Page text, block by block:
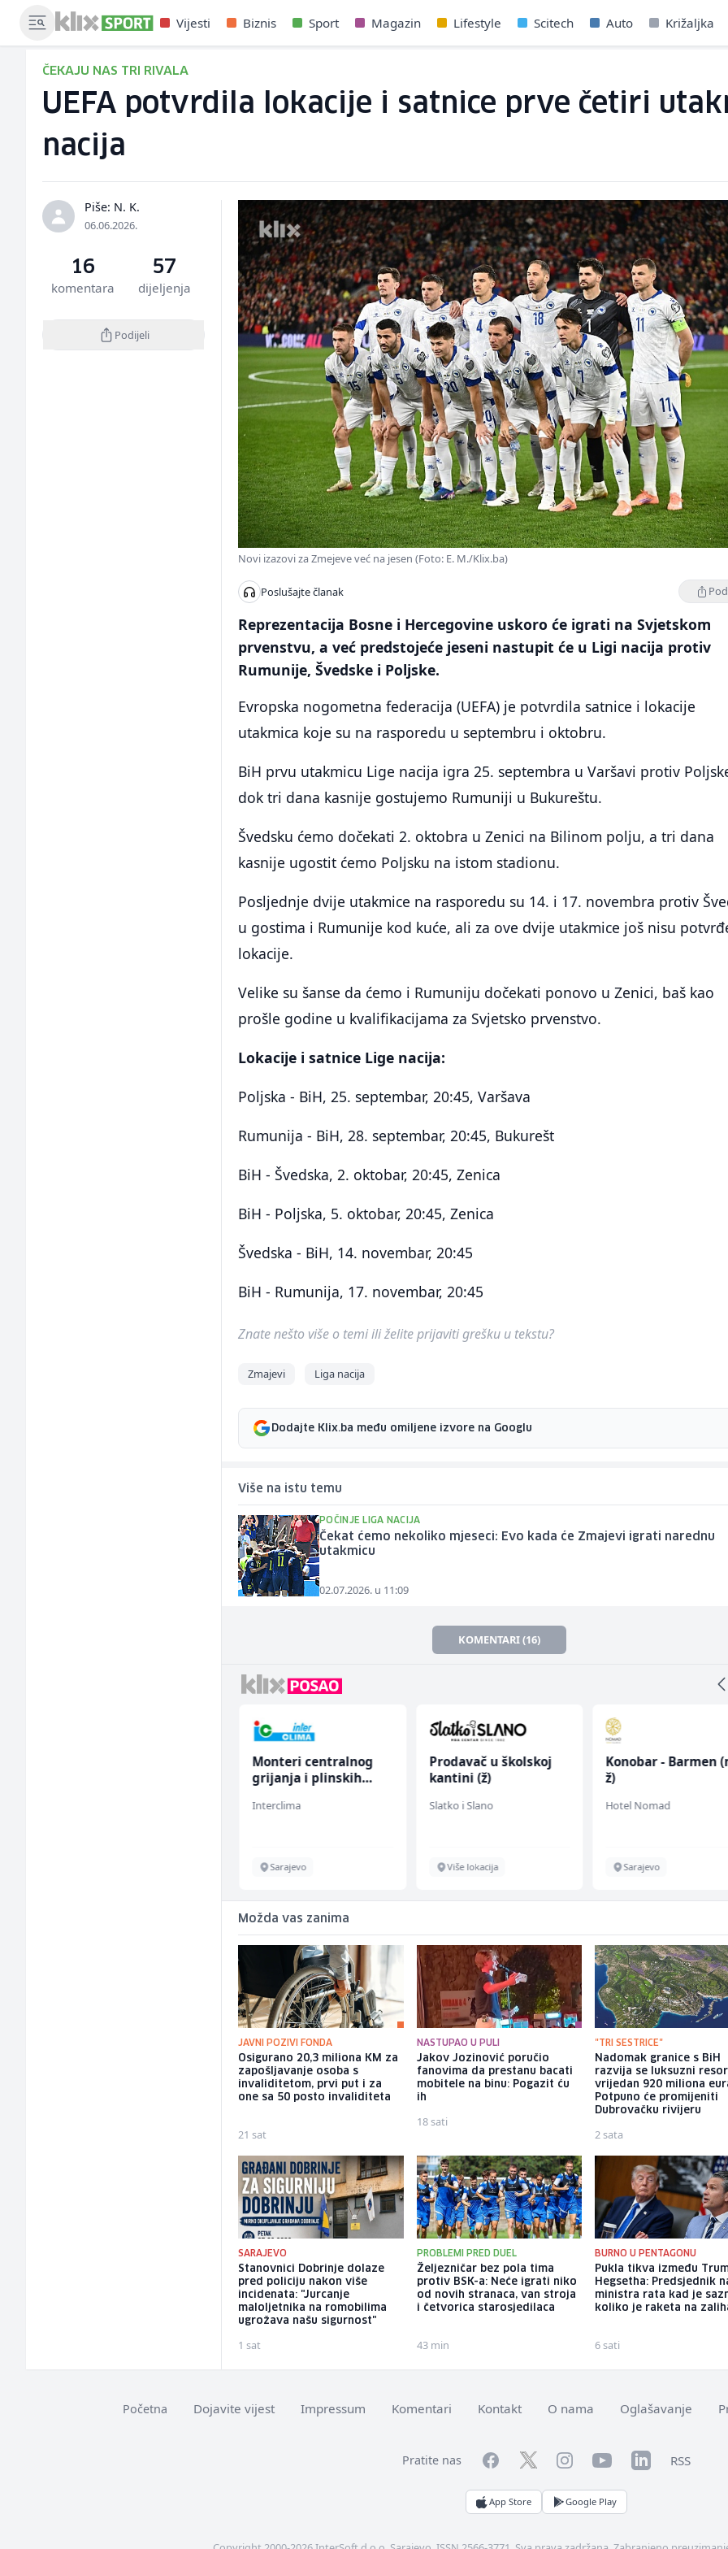
Vijesti Biznis Sport Magazin Lifestyle Scitech Auto Križaljka
ČEKAJU NAS TRI RIVALA
UEFA potvrdila lokacije i satnice prve četiri
nacija
Piše: N. K.
06.06.2026.
16
komentara
57
dijeljenja
Podijeli
Novi izazovi za Zmejeve već na jesen (Foto: E. M./Klix.ba)
Poslušajte članak
Reprezentacija Bosne i Hercegovine uskoro će igrati na Svjetskom
prvenstvu, a već predstojeće jeseni nastupit će u Ligi nacija protiv
Rumunije, Švedske i Poljske.
Evropska nogometna federacija (UEFA) je potvrdila satnice i lokacije
utakmica koje su na rasporedu u septembru i oktobru.
BiH prvu utakmicu Lige nacija igra 25. septembra u Varšavi protiv
dok tri dana kasnije gostujemo Rumuniji u Bukureštu.
Švedsku ćemo dočekati 2. oktobra u Zenici na Bilinom polju, a tri dana
kasnije ugostit ćemo Poljsku na istom stadionu.
Posljednje dvije utakmice na rasporedu su 14. i 17. novembra protiv
u gostima i Rumunije kod kuće, ali za ove dvije utakmice još nisu
lokacije.
Velike su šanse da ćemo i Rumuniju dočekati ponovo u Zenici, baš kao
prošle godine u kvalifikacijama za Svjetsko prvenstvo.
Lokacije i satnice Lige nacija:
Poljska - BiH, 25. septembar, 20:45, Varšava
Rumunija - BiH, 28. septembar, 20:45, Bukurešt
BiH - Švedska, 2. oktobar, 20:45, Zenica
BiH - Poljska, 5. oktobar, 20:45, Zenica
Švedska - BiH, 14. novembar, 20:45
BiH - Rumunija, 17. novembar, 20:45
Znate nešto više o temi ili želite prijaviti grešku u tekstu?
Zmajevi Liga nacija
Dodajte Klix.ba među omiljene izvore na Googlu
Više na istu temu
POČINJE LIGA NACIJA
Čekat ćemo nekoliko mjeseci: Evo kada će Zmajevi igrati narednu
utakmicu
02.07.2026. u 11:09
KOMENTARI (16)
Monteri centralnog
grijanja i plinskih
Interclima
Sarajevo
Prodavač u školskoj
kantini (ž)
Slatko i Slano
Više lokacija
Konobar - Barmen
ž)
Hotel Nomad
Sarajevo
Možda vas zanima
JAVNI POZIVI FONDA
Osigurano 20,3 miliona KM za
zapošljavanje osoba s
invaliditetom, prvi put i za
one sa 50 posto invaliditeta
21 sat
NASTUPAO U PULI
Jakov Jozinović poručio
fanovima da prestanu bacati
mobitele na binu: Pogazit ću
ih
18 sati
"TRI SESTRICE"
Nadomak granice s BiH
razvija se luksuzni
vrijedan 920 miliona
Potpuno će promijeniti
Dubrovačku rivijeru
2 sata
SARAJEVO
Stanovnici Dobrinje dolaze
pred policiju nakon više
incidenata: "Jurcanje
maloljetnika na romobilima
ugrožava našu sigurnost"
1 sat
PROBLEMI PRED DUEL
Željezničar bez pola tima
protiv BSK-a: Neće igrati niko
od novih stranaca, van stroja
i četvorica starosjedilaca
43 min
BURNO U PENTAGONU
Pukla tikva između
Hegsetha: Predsjednik
ministra rata kad je
koliko je raketa na
6 sati
Početna Dojavite vijest Impressum Komentari Kontakt O nama Oglašavanje
Pratite nas FacebookTwitterInstagramYouTubeLinkedInRSS
App Store Google Play